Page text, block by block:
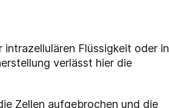
Flüssigkeit oder in
verlässt hier die
Zellen aufgebrochen und die